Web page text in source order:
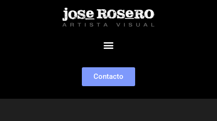
Contacto